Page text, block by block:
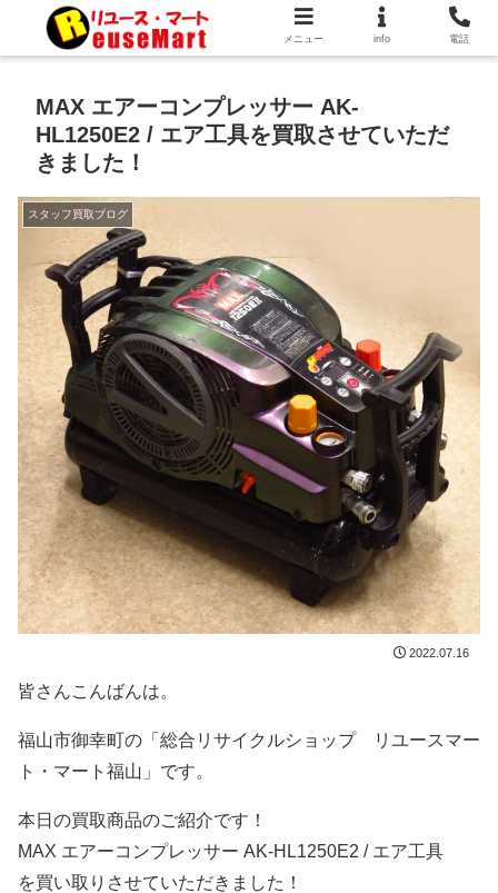
MAX エアーコンプレッサー AK-
HL1250E2 / エア工具を買取させていただ
きました！
スタッフ買取ブログ
2022.07.16
皆さんこんばんは。
福山市御幸町の「総合リサイクルショップ リユースマー
ト・マート福山」です。
本日の買取商品のご紹介です！
MAX エアーコンプレッサー AK-HL1250E2 / エア工具
を買い取りさせていただきました！
メニュー info 電話